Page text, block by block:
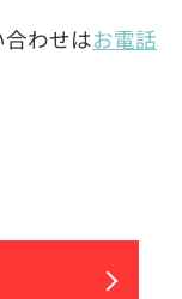
わせはお電話